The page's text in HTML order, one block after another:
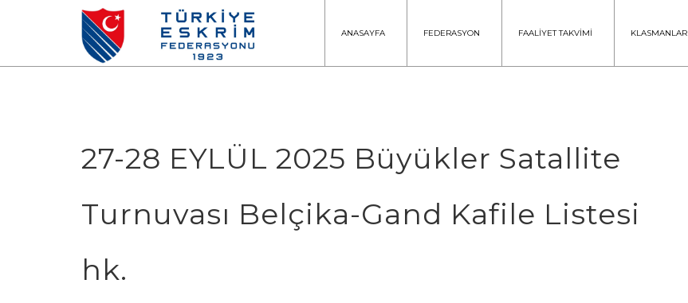
ANASAYFA FEDERASYON FAALİYET TAKVİMİ KLASMANLAR
27-28 EYLÜL 2025 Büyükler Satallite
Turnuvası Belçika-Gand Kafile Listesi
hk.